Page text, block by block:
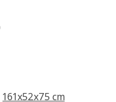
161x52x75 cm